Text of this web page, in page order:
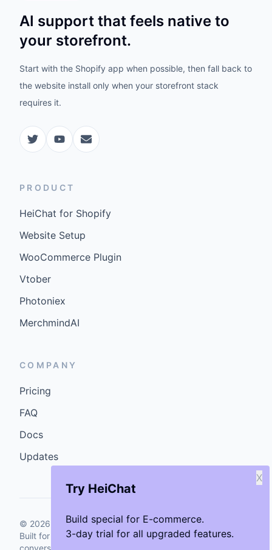
Try HeiChat
Build special for E-commerce.
3-day trial for all upgraded features.
X
AI support that feels native to
your storefront.
Start with the Shopify app when possible, then fall back to
the website install only when your storefront stack
requires it.
PRODUCT
HeiChat for Shopify
Website Setup
WooCommerce Plugin
Vtober
Photoniex
MerchmindAI
COMPANY
Pricing
FAQ
Docs
Updates
© 2026 GenCybers Inc. All rights reserved.
Built for storefronts that want faster answers and cleaner
conversions.